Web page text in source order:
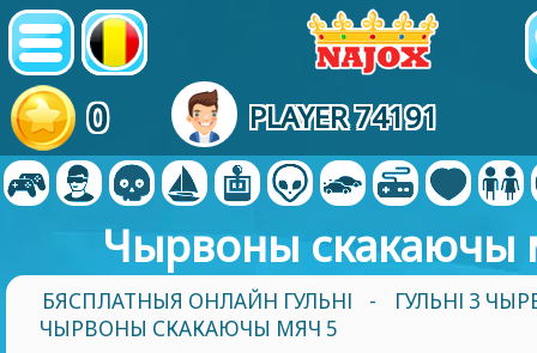
0 PLAYER 74191
Чырвоны скакаючы
БЯСПЛАТНЫЯ ОНЛАЙН ГУЛЬНІ -
ГУЛЬНІ З
ЧЫРВОНЫ СКАКАЮЧЫ МЯЧ 5